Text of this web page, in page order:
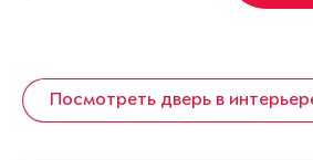
Посмотреть дверь в